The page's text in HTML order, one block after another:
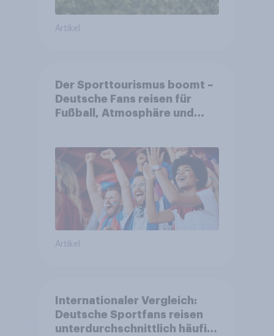
Artikel
Der Sporttourismus boomt –
Deutsche Fans reisen für
Fußball, Atmosphäre und
Artikel
Internationaler Vergleich:
Deutsche Sportfans reisen
unterdurchschnittlich häufig